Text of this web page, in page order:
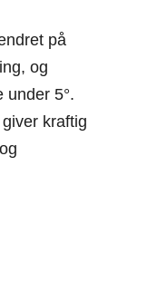
på
og
under 5°.
kraftig